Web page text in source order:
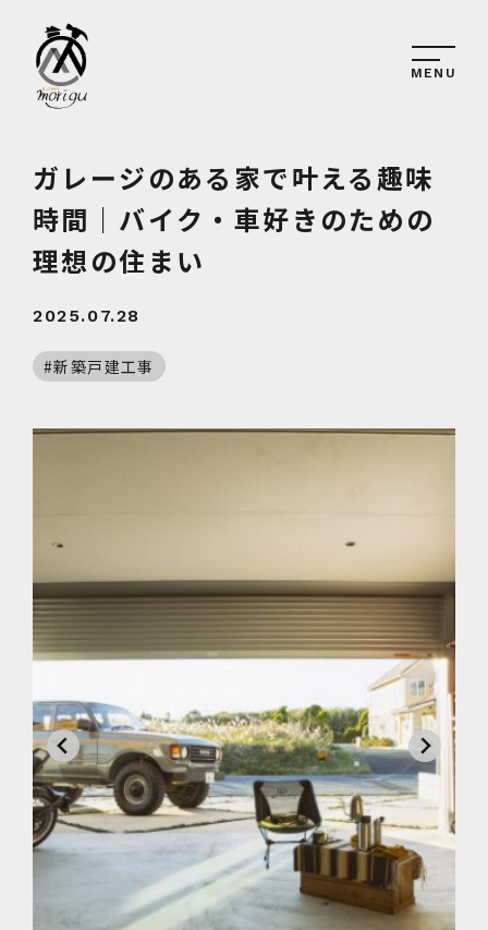
MENU
ガレージのある家で叶える趣味
時間｜バイク・車好きのための
理想の住まい
2025.07.28
新築戸建工事